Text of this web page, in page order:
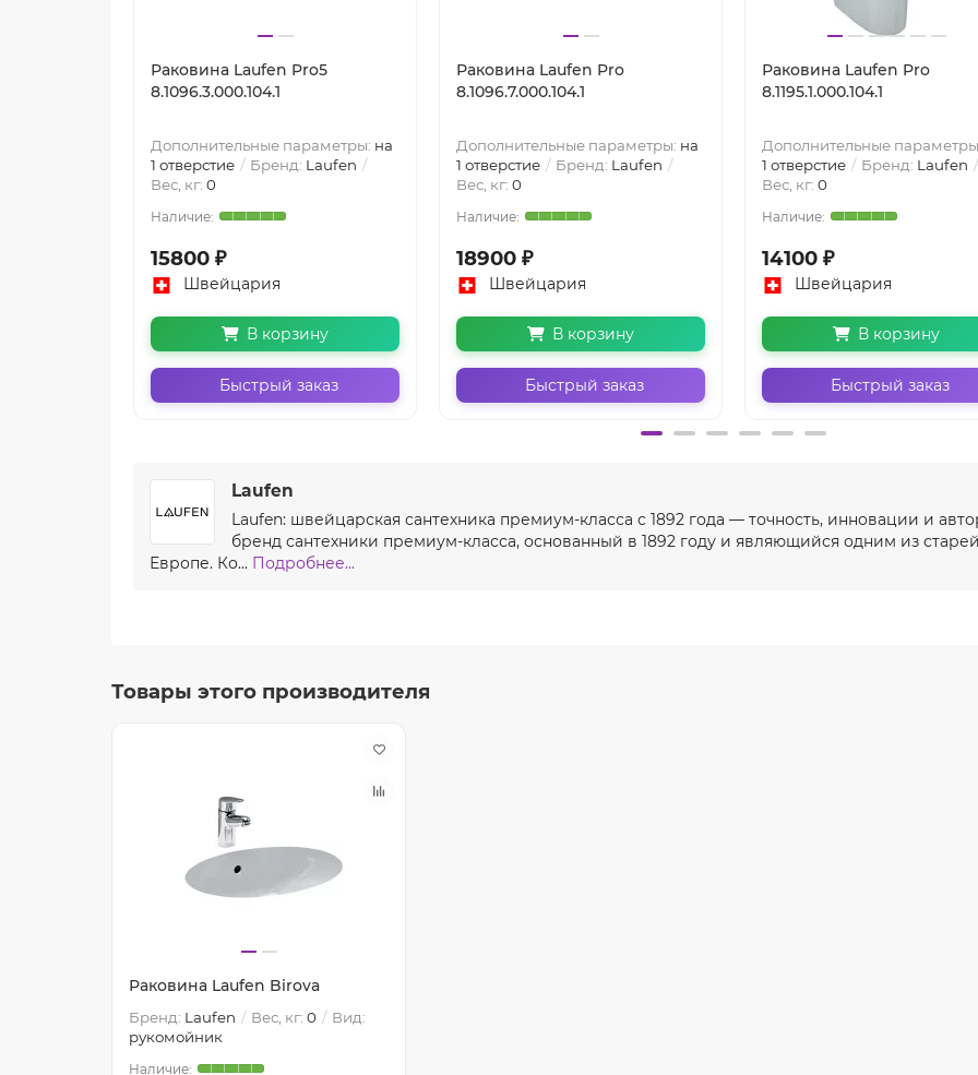
Раковина Laufen Pro5
8.1096.3.000.104.1
Дополнительные параметры: на
1 отверстие
Бренд: Laufen
Вес, кг: 0
15800 ₽
Швейцария
В корзину
Быстрый заказ
Раковина Laufen Pro
8.1096.7.000.104.1
Дополнительные параметры: на
1 отверстие
Бренд: Laufen
Вес, кг: 0
18900 ₽
Швейцария
В корзину
Быстрый заказ
Раковина Laufen Pro
8.1195.1.000.104.1
Дополнительные
1 отверстие
Бренд: Laufen
Вес, кг: 0
14100 ₽
Швейцария
В корзину
Быстрый заказ
Laufen
Laufen: швейцарская сантехника премиум-класса с 1892 года — точность, инновации и
бренд сантехники премиум-класса, основанный в 1892 году и являющийся одним из
Европе. Ко... Подробнее...
Товары этого производителя
Раковина Laufen Birova
Бренд: Laufen Вес, кг: 0
Вид:
рукомойник